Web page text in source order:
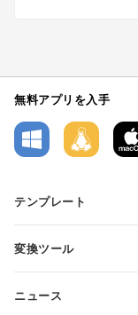
無料アプリを入手
テンプレート
テキスト文書テンプレート
変換ツール
スプレッドシートの変換
ニュース